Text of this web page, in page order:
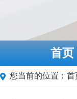
首页
您当前的位置： 首